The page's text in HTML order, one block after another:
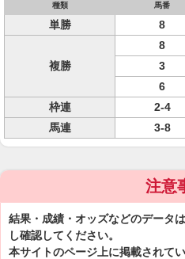
種類 馬番
単勝 8
複勝
8
3
6
枠連
2-4
馬連
3-8
注意
結果・成績・オッズなどのデータ
し確認してください。
本サイトのページ上に掲載されて